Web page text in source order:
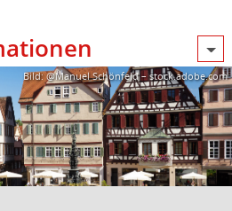
Bild: @Manuel Schönfeld – stock.adobe.com